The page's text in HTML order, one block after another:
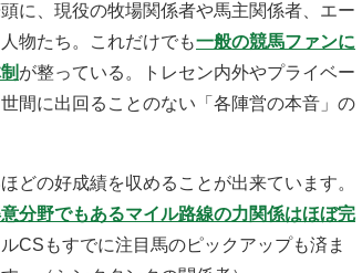
に、現役の牧場関係者や馬主関係者、エー
物たち。これだけでも一般の競馬ファンに
が整っている。トレセン内外やプライベー
間に出回ることのない「各陣営の本音」の
どの好成績を収めることが出来ています。
分野でもあるマイル路線の力関係はほぼ完
CSもすでに注目馬のピックアップも済ま